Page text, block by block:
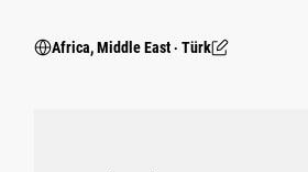
Africa, Middle East ‧ Türk